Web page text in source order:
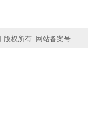
版权所有 网站备案号